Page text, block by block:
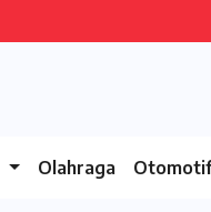
Olahraga